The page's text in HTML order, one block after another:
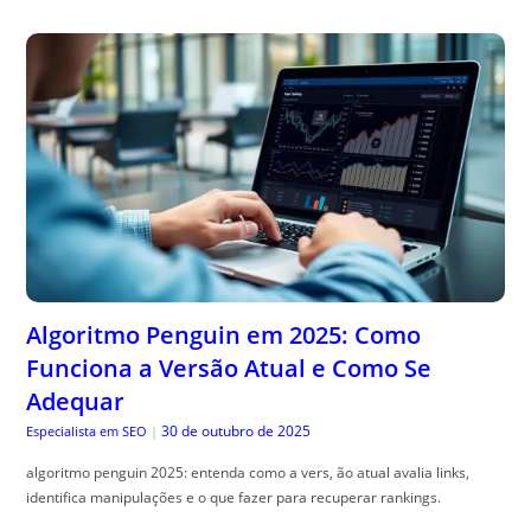
Algoritmo Penguin em 2025: Como
Funciona a Versão Atual e Como Se
Adequar
Especialista em SEO | 30 de outubro de 2025
algoritmo penguin 2025: entenda como a vers, ão atual avalia links,
identifica manipulações e o que fazer para recuperar rankings.